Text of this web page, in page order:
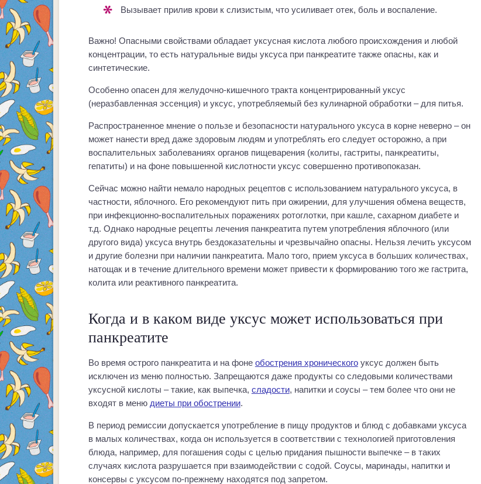
вызывает прилив крови к слизистым, что усиливает отек, боль и воспаление.
Важно! Опасными свойствами обладает уксусная кислота любого происхождения и любой
концентрации, то есть натуральные виды уксуса при панкреатите также опасны, как и
синтетические.
Особенно опасен для желудочно-кишечного тракта концентрированный уксус
(неразбавленная эссенция) и уксус, употребляемый без кулинарной обработки – для питья.
Распространенное мнение о пользе и безопасности натурального уксуса в корне неверно – он
может нанести вред даже здоровым людям и употреблять его следует осторожно, а при
воспалительных заболеваниях органов пищеварения (колиты, гастриты, панкреатиты,
гепатиты) и на фоне повышенной кислотности уксус совершенно противопоказан.
Сейчас можно найти немало народных рецептов с использованием натурального уксуса, в
частности, яблочного. Его рекомендуют пить при ожирении, для улучшения обмена веществ,
при инфекционно-воспалительных поражениях ротоглотки, при кашле, сахарном диабете и
т.д. Однако народные рецепты лечения панкреатита путем употребления яблочного (или
другого вида) уксуса внутрь бездоказательны и чрезвычайно опасны. Нельзя лечить уксусом
и другие болезни при наличии панкреатита. Мало того, прием уксуса в больших количествах,
натощак и в течение длительного времени может привести к формированию того же гастрита,
колита или реактивного панкреатита.
Когда и в каком виде уксус может использоваться при
панкреатите
Во время острого панкреатита и на фоне обострения хроническогоуксус должен быть
исключен из меню полностью. Запрещаются даже продукты со следовыми количествами
уксусной кислоты – такие, как выпечка, сладости, напитки и соусы – тем более что они не
входят в меню диеты при обострении.
В период ремиссии допускается употребление в пищу продуктов и блюд с добавками уксуса
в малых количествах, когда он используется в соответствии с технологией приготовления
блюда, например, для погашения соды с целью придания пышности выпечке – в таких
случаях кислота разрушается при взаимодействии с содой. Соусы, маринады, напитки и
консервы с уксусом по-прежнему находятся под запретом.